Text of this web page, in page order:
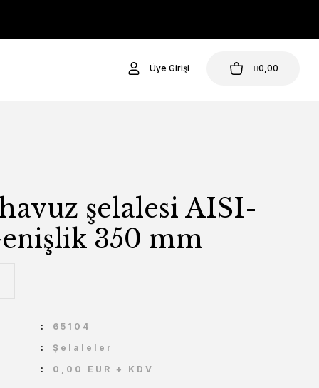
Üye Girişi 0,00
şelalesi AISI-
350 mm
65104
Şelaleler
0,00 EUR + KDV